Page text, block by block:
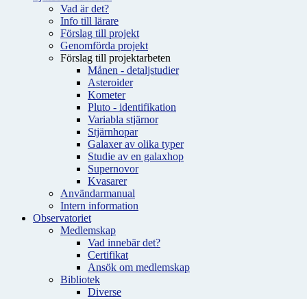
Vad är det?
Info till lärare
Förslag till projekt
Genomförda projekt
Förslag till projektarbeten
Månen - detaljstudier
Asteroider
Kometer
Pluto - identifikation
Variabla stjärnor
Stjärnhopar
Galaxer av olika typer
Studie av en galaxhop
Supernovor
Kvasarer
Användarmanual
Intern information
Observatoriet
Medlemskap
Vad innebär det?
Certifikat
Ansök om medlemskap
Bibliotek
Diverse